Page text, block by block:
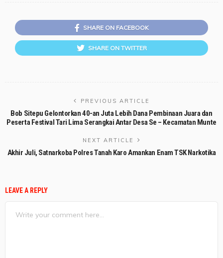
SHARE ON FACEBOOK
SHARE ON TWITTER
PREVIOUS ARTICLE
Bob Sitepu Gelontorkan 40-an Juta Lebih Dana Pembinaan Juara dan
Peserta Festival Tari Lima Serangkai Antar Desa Se – Kecamatan Munte
NEXT ARTICLE
Akhir Juli, Satnarkoba Polres Tanah Karo Amankan Enam TSK Narkotika
LEAVE A REPLY